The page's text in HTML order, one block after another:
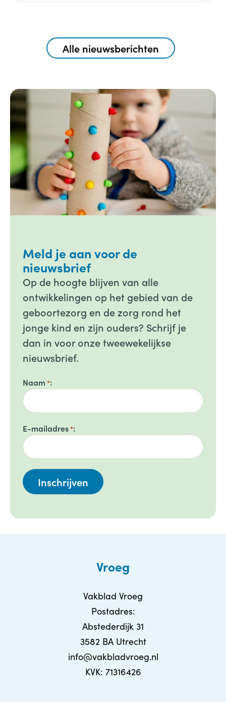
Alle nieuwsberichten
Meld je aan voor de
nieuwsbrief
Op de hoogte blijven van alle
ontwikkelingen op het gebied van de
geboortezorg en de zorg rond het
jonge kind en zijn ouders? Schrijf je
dan in voor onze tweewekelijkse
nieuwsbrief.
Naam *
E-mailadres*
Vroeg
Vakblad Vroeg
Postadres:
Abstederdijk 31
3582 BA Utrecht
info@vakbladvroeg.nl
KVK: 71316426